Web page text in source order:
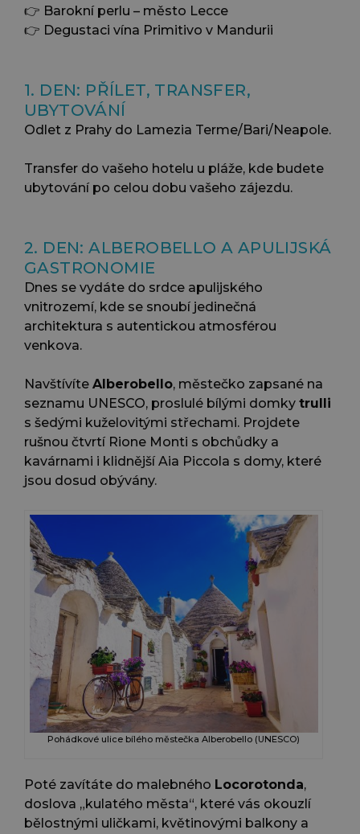
👉 Barokní perlu – město Lecce
👉 Degustaci vína Primitivo v Mandurii
1. DEN: PŘÍLET, TRANSFER,
UBYTOVÁNÍ
Odlet z Prahy do Lamezia Terme/Bari/Neapole.
Transfer do vašeho hotelu u pláže, kde budete
ubytování po celou dobu vašeho zájezdu.
2. DEN: ALBEROBELLO A APULIJSKÁ
GASTRONOMIE
Dnes se vydáte do srdce apulijského
vnitrozemí, kde se snoubí jedinečná
architektura s autentickou atmosférou
venkova.
Navštívíte Alberobello, městečko zapsané na
seznamu UNESCO, proslulé bílými domky trulli
s šedými kuželovitými střechami. Projdete
rušnou čtvrtí Rione Monti s obchůdky a
kavárnami i klidnější Aia Piccola s domy, které
jsou dosud obývány.
Pohádkové ulice bílého městečka Alberobello (UNESCO)
Poté zavítáte do malebného Locorotonda,
doslova „kulatého města“, které vás okouzlí
bělostnými uličkami, květinovými balkony a